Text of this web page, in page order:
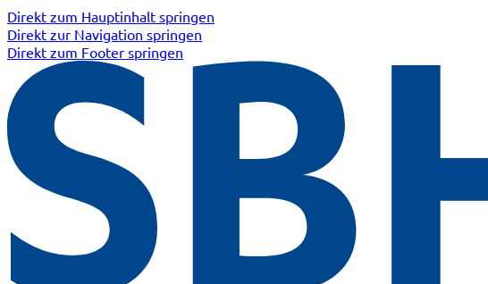
Direkt zum Hauptinhalt springen
Direkt zur Navigation springen
Direkt zum Footer springen